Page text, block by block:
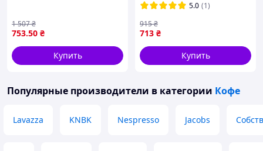
753.50 ₴
1 507₴
Купить
5.0 (1)
713 ₴
915₴
Купить
Популярные производители в категории Кофе
Lavazza KNBK Nespresso Jacobs